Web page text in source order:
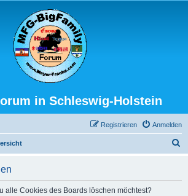
in Schleswig-Holstein
Anmelden
Registrieren
alle Cookies des Boards löschen möchtest?